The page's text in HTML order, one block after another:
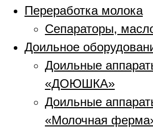
Переработка молока
Сепараторы,
Доильное
Доильные
«ДОЮШКА»
Доильные
«Молочная